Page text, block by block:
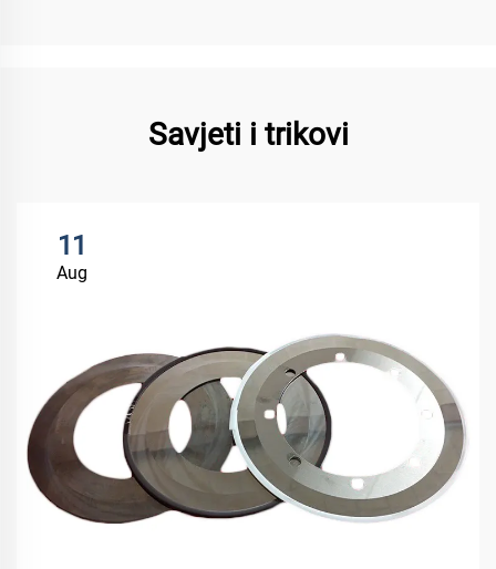
Savjeti i trikovi
11
Aug